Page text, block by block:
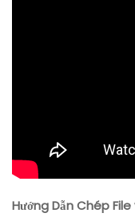
Hướng Dẫn Chép